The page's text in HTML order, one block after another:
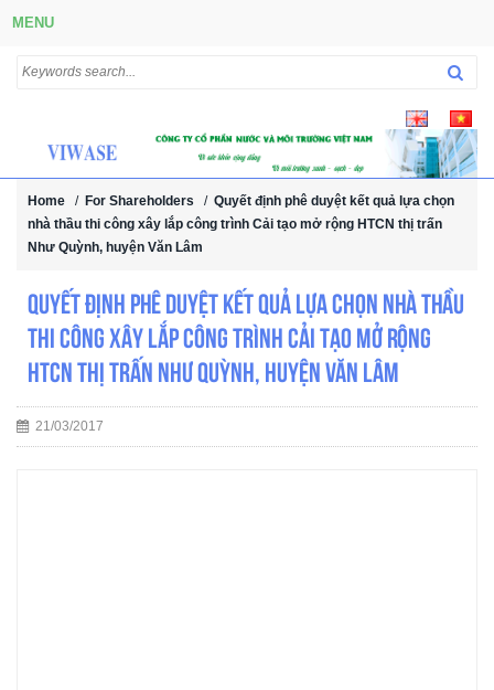
MENU
Home / For Shareholders / Quyết định phê duyệt kết quả lựa chọn
nhà thầu thi công xây lắp công trình Cải tạo mở rộng HTCN thị trấn
Như Quỳnh, huyện Văn Lâm
Quyết định phê duyệt kết quả lựa chọn nhà thầu
thi công xây lắp công trình Cải tạo mở rộng
HTCN thị trấn Như Quỳnh, huyện Văn Lâm
21/03/2017